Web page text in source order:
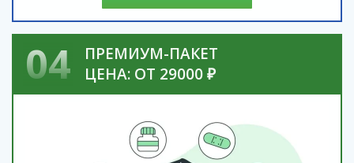
04
ПРЕМИУМ-ПАКЕТ
ЦЕНА: ОТ 29000 ₽